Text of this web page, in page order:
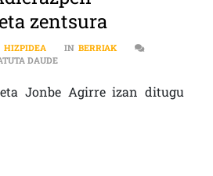
zentsura
HIZPIDEA IN BERRIAK
DAUDESOLASALDIA| ADIERAZPEN
Jonbe Agirre izan ditugu